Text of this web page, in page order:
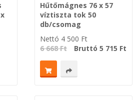
Hűtőmágnes 76 x 57
víztiszta tok 50
db/csomag
Nettó 4 500 Ft
6 668 Ft
Bruttó5 715 Ft